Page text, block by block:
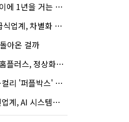
는 에버랜드 주키퍼
별화 경쟁 본격화
아온 걸까
정상화까진 '까마득'
플박스' 대안 될까
시스템화 박차